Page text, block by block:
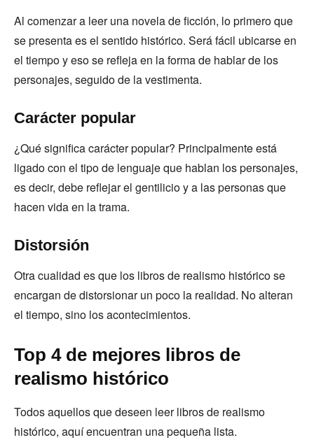
Al comenzar a leer una novela de ficción, lo primero que
se presenta es el sentido histórico. Será fácil ubicarse en
el tiempo y eso se refleja en la forma de hablar de los
personajes, seguido de la vestimenta.
Carácter popular
¿Qué significa carácter popular? Principalmente está
ligado con el tipo de lenguaje que hablan los personajes,
es decir, debe reflejar el gentilicio y a las personas que
hacen vida en la trama.
Distorsión
Otra cualidad es que los libros de realismo histórico se
encargan de distorsionar un poco la realidad. No alteran
el tiempo, sino los acontecimientos.
Top 4 de mejores libros de
realismo histórico
Todos aquellos que deseen leer libros de realismo
histórico, aquí encuentran una pequeña lista.